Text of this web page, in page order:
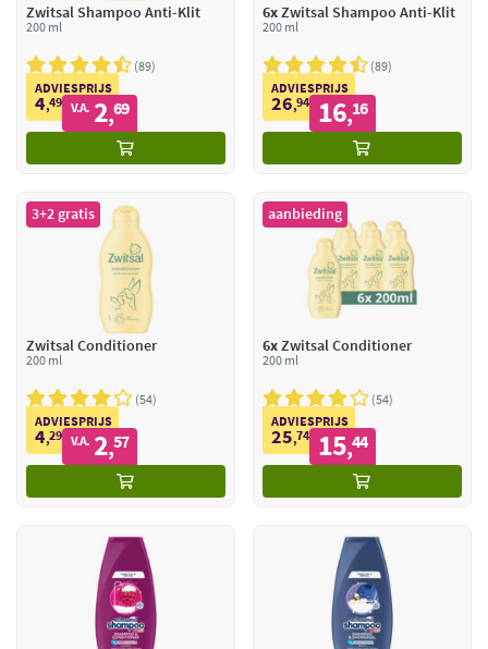
Zwitsal Shampoo Anti-Klit
200 ml
89
ADVIESPRIJS
4,49 V.A. 2,69
6xZwitsal Shampoo Anti-Klit
200 ml
89
ADVIESPRIJS
26,94 16,16
3+2 gratis
Zwitsal Conditioner
200 ml
54
ADVIESPRIJS
4,29 V.A. 2,57
aanbieding
6xZwitsal Conditioner
200 ml
54
ADVIESPRIJS
25,74 15,44